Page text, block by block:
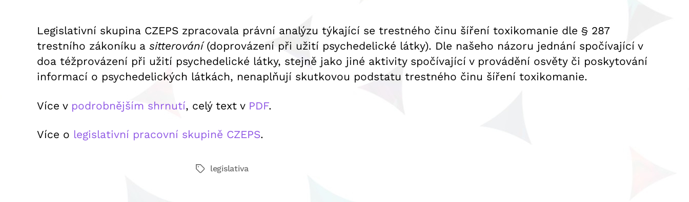
Legislativní skupina CZEPS zpracovala právní analýzu týkající se trestného činu šíření toxikomanie dle § 287
trestního zákoníku a sitterování(doprovázení při užití psychedelické látky). Dle našeho názoru jednání spočívající v
doa téžprovázení při užití psychedelické látky, stejně jako jiné aktivity spočívající v provádění osvěty či poskytování
informací o psychedelických látkách, nenaplňují skutkovou podstatu trestného činu šíření toxikomanie.
Více v podrobnějším shrnutí, celý text v PDF.
Více o legislativní pracovní skupině CZEPS.
Štítkylegislativa